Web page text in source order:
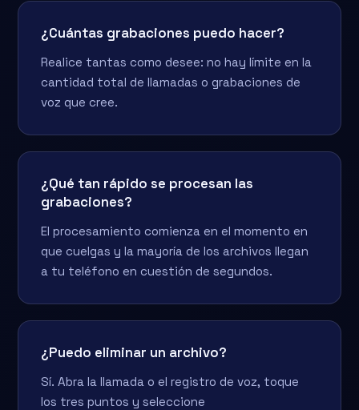
¿Cuántas grabaciones puedo hacer?
Realice tantas como desee: no hay límite en la
cantidad total de llamadas o grabaciones de
voz que cree.
¿Qué tan rápido se procesan las
grabaciones?
El procesamiento comienza en el momento en
que cuelgas y la mayoría de los archivos llegan
a tu teléfono en cuestión de segundos.
¿Puedo eliminar un archivo?
Sí. Abra la llamada o el registro de voz, toque
los tres puntos y seleccione